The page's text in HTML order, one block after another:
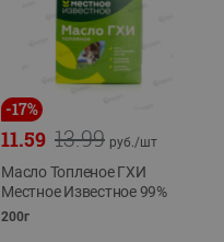
-17%
13.99
11.59 руб./шт
Масло Топленое ГХИ
Местное Известное 99%
200г